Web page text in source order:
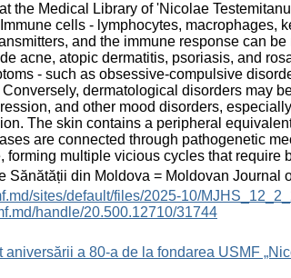
the Medical Library of 'Nicolae
cells - lymphocytes, macrophages,
and the immune response can
acne, atopic dermatitis, psoriasis, and
- such as obsessive-compulsive
dermatological disorders may
and other mood disorders,
The skin contains a peripheral
are connected through pathogenetic
forming multiple vicious cycles that require
Sănătății din Moldova = Moldovan Journal
sites/default/files/2025-10/
handle/20.500.12710/31744
a 80-a de la fondarea USMF